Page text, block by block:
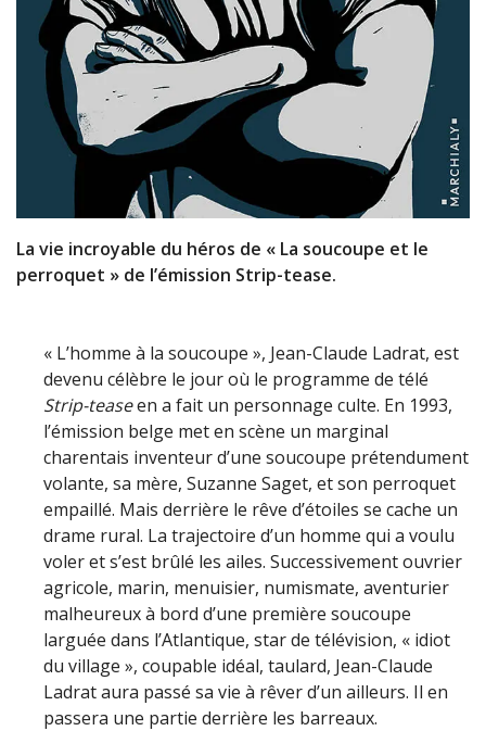
La vie incroyable du héros de « La soucoupe et le
perroquet » de l’émission Strip-tease.
« L’homme à la soucoupe », Jean-Claude Ladrat, est
devenu célèbre le jour où le programme de télé
Strip-teaseen a fait un personnage culte. En 1993,
l’émission belge met en scène un marginal
charentais inventeur d’une soucoupe prétendument
volante, sa mère, Suzanne Saget, et son perroquet
empaillé. Mais derrière le rêve d’étoiles se cache un
drame rural. La trajectoire d’un homme qui a voulu
voler et s’est brûlé les ailes. Successivement ouvrier
agricole, marin, menuisier, numismate, aventurier
malheureux à bord d’une première soucoupe
larguée dans l’Atlantique, star de télévision, « idiot
du village », coupable idéal, taulard, Jean-Claude
Ladrat aura passé sa vie à rêver d’un ailleurs. Il en
passera une partie derrière les barreaux.